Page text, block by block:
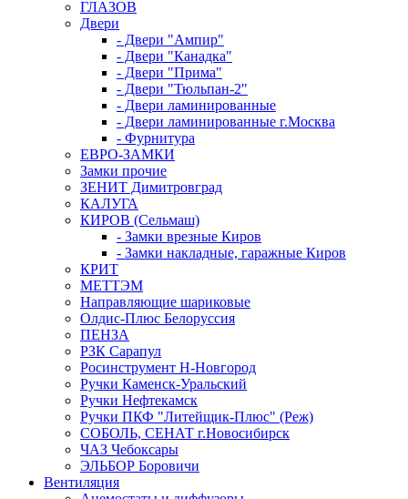
ГЛАЗОВ
Двери
- Двери "Ампир"
- Двери "Канадка"
- Двери "Прима"
- Двери "Тюльпан-2"
- Двери ламинированные
- Двери ламинированные г.Москва
- Фурнитура
ЕВРО-ЗАМКИ
Замки прочие
ЗЕНИТ Димитровград
КАЛУГА
КИРОВ (Сельмаш)
- Замки врезные Киров
- Замки накладные, гаражные Киров
КРИТ
МЕТТЭМ
Направляющие шариковые
Олдис-Плюс Белоруссия
ПЕНЗА
РЗК Сарапул
Росинструмент Н-Новгород
Ручки Каменск-Уральский
Ручки Нефтекамск
Ручки ПКФ "Литейщик-Плюс" (Реж)
СОБОЛЬ, СЕНАТ г.Новосибирск
ЧАЗ Чебоксары
ЭЛЬБОР Боровичи
Вентиляция